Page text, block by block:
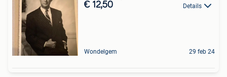
€ 12,50 Details
Wondelgem 29 feb 24